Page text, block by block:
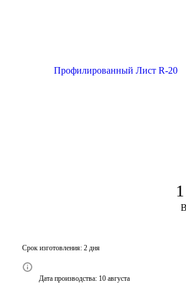
Срок изготовления: 2 дня
Дата производства: 10 августа